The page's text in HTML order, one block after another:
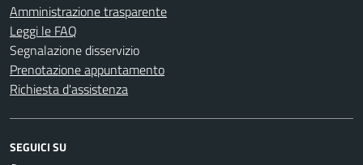
Amministrazione trasparente
Leggi le FAQ
Segnalazione disservizio
Prenotazione appuntamento
Richiesta d'assistenza
SEGUICI SU